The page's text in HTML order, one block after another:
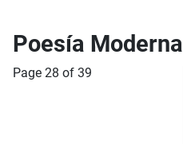
Poesía Moderna
Page 28 of 39